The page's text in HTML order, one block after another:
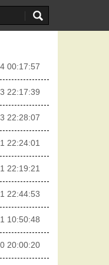
00:17:57
22:17:39
22:28:07
22:24:01
22:19:21
22:44:53
10:50:48
20:00:20